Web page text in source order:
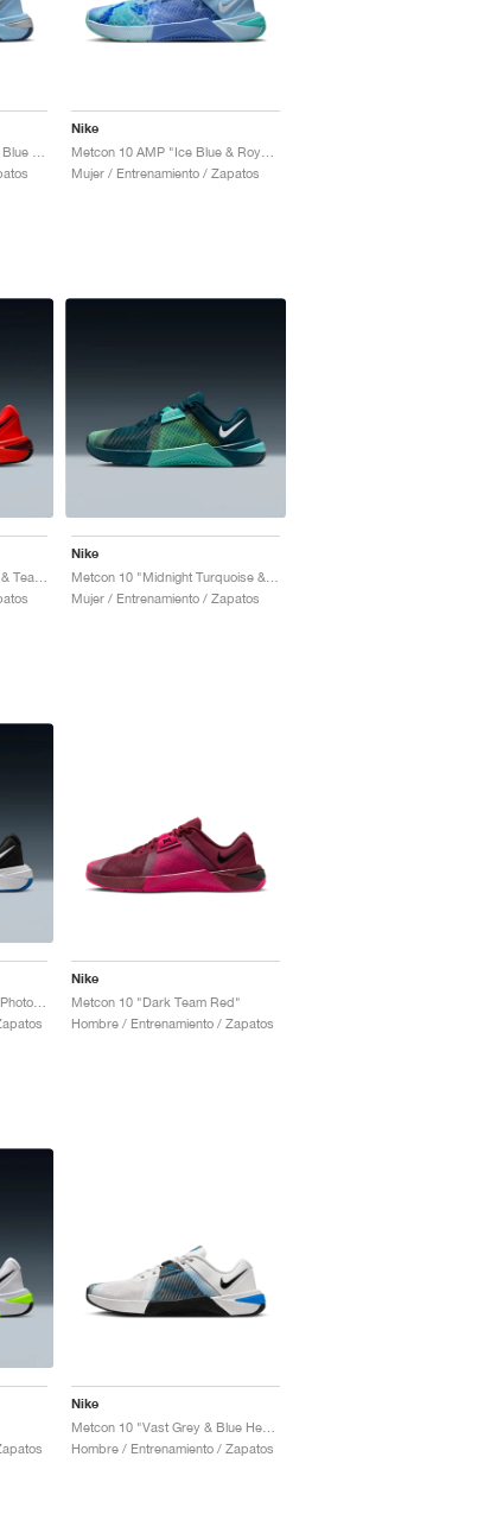
Nike
Mujer / Entrenamiento / Zapatos
Nike
Mujer / Entrenamiento / Zapatos
Metcon 10 "Total Orange & Photo Blue"
Nike
Metcon 10 "Dark Team Red"
Hombre / Entrenamiento / Zapatos
Nike
Hombre / Entrenamiento / Zapatos